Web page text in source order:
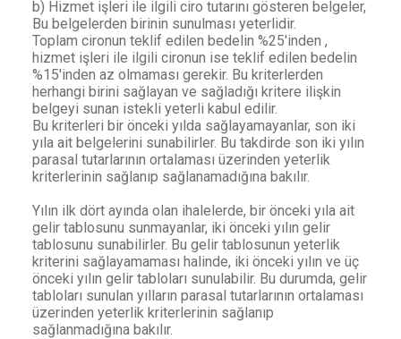
b) Hizmet işleri ile ilgili ciro tutarını gösteren belgeler,
Bu belgelerden birinin sunulması yeterlidir.
Toplam cironun teklif edilen bedelin %25'inden ,
hizmet işleri ile ilgili cironun ise teklif edilen bedelin
%15'inden az olmaması gerekir. Bu kriterlerden
herhangi birini sağlayan ve sağladığı kritere ilişkin
belgeyi sunan istekli yeterli kabul edilir.
Bu kriterleri bir önceki yılda sağlayamayanlar, son iki
yıla ait belgelerini sunabilirler. Bu takdirde son iki yılın
parasal tutarlarının ortalaması üzerinden yeterlik
kriterlerinin sağlanıp sağlanamadığına bakılır.
Yılın ilk dört ayında olan ihalelerde, bir önceki yıla ait
gelir tablosunu sunmayanlar, iki önceki yılın gelir
tablosunu sunabilirler. Bu gelir tablosunun yeterlik
kriterini sağlayamaması halinde, iki önceki yılın ve üç
önceki yılın gelir tabloları sunulabilir. Bu durumda, gelir
tabloları sunulan yılların parasal tutarlarının ortalaması
üzerinden yeterlik kriterlerinin sağlanıp
sağlanmadığına bakılır.